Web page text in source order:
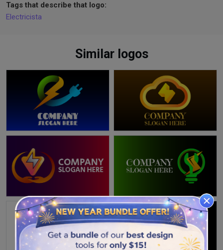
Tags that describe that logo:
Electricista
Similar logos